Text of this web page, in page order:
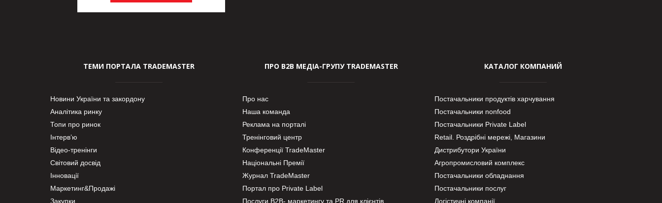
ТЕМИ ПОРТАЛА TRADEMASTER
Новини України та закордону
Аналітика ринку
Топи про ринок
Інтерв’ю
Відео-тренінги
Світовий досвід
Інновації
Маркетинг&Продажі
Закупки
ПРО В2В МЕДІА-ГРУПУ TRADEMASTER
Про нас
Наша команда
Реклама на порталі
Тренінговий центр
Конференції TradeMaster
Національні Премії
Журнал TradeMaster
Портал про Private Label
Послуги В2В- маркетингу та PR для клієнтів
КАТАЛОГ КОМПАНИЙ
Постачальники продуктів харчування
Постачальники nonfood
Постачальники Private Label
Retail. Роздрібні мережі, Магазини
Дистрибутори України
Агропромисловий комплекс
Постачальники обладнання
Постачальники послуг
Логістичні компанії